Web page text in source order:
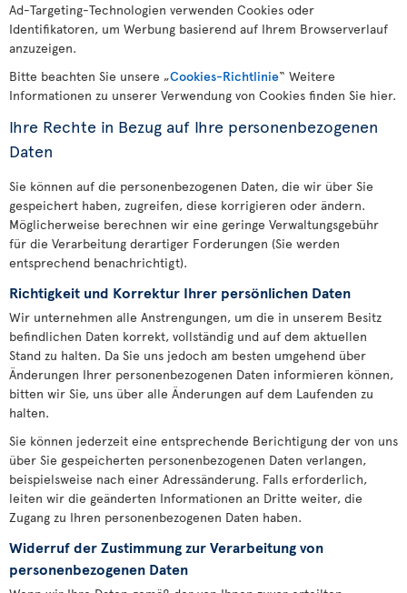
Ad-Targeting-Technologien verwenden Cookies oder
Identifikatoren, um Werbung basierend auf Ihrem Browserverlauf
anzuzeigen.
Bitte beachten Sie unsere „Cookies-Richtlinie“ Weitere
Informationen zu unserer Verwendung von Cookies finden Sie hier.
Ihre Rechte in Bezug auf Ihre personenbezogenen
Daten
Sie können auf die personenbezogenen Daten, die wir über Sie
gespeichert haben, zugreifen, diese korrigieren oder ändern.
Möglicherweise berechnen wir eine geringe Verwaltungsgebühr
für die Verarbeitung derartiger Forderungen (Sie werden
entsprechend benachrichtigt).
Richtigkeit und Korrektur Ihrer persönlichen Daten
Wir unternehmen alle Anstrengungen, um die in unserem Besitz
befindlichen Daten korrekt, vollständig und auf dem aktuellen
Stand zu halten. Da Sie uns jedoch am besten umgehend über
Änderungen Ihrer personenbezogenen Daten informieren können,
bitten wir Sie, uns über alle Änderungen auf dem Laufenden zu
halten.
Sie können jederzeit eine entsprechende Berichtigung der von uns
über Sie gespeicherten personenbezogenen Daten verlangen,
beispielsweise nach einer Adressänderung. Falls erforderlich,
leiten wir die geänderten Informationen an Dritte weiter, die
Zugang zu Ihren personenbezogenen Daten haben.
Widerruf der Zustimmung zur Verarbeitung von
personenbezogenen Daten